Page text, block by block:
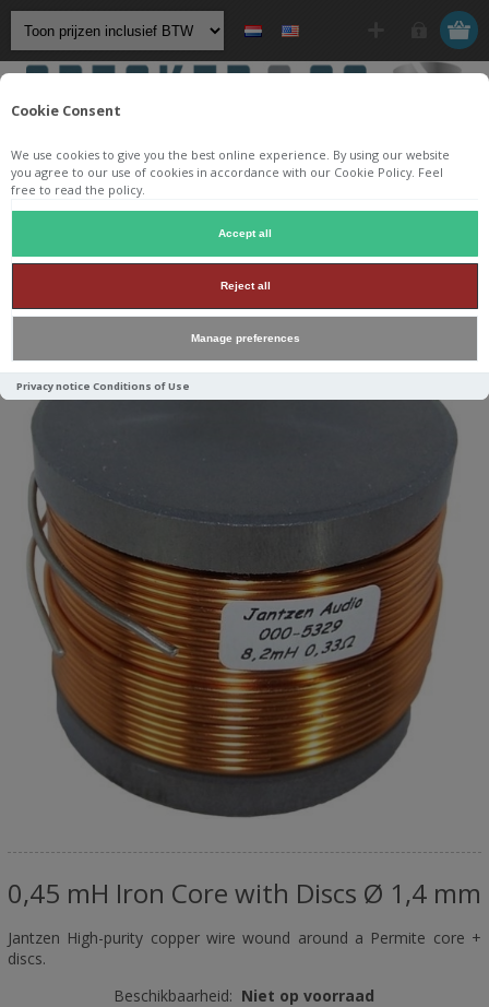
Cookie Consent
We use cookies to give you the best online experience. By using our website
you agree to our use of cookies in accordance with our Cookie Policy. Feel
free to read the policy.
Accept all
Reject all
Manage preferences
Privacy notice Conditions of Use
Componenten / Spoelen
Jantzen Audio Iron Core Coil + Discs /
0,45 mH Iron Core with Discs Ø 1,4 mm
0,45 mH Iron Core with Discs Ø 1,4 mm
Jantzen High-purity copper wire wound around a Permite core +
discs.
Beschikbaarheid: Niet op voorraad